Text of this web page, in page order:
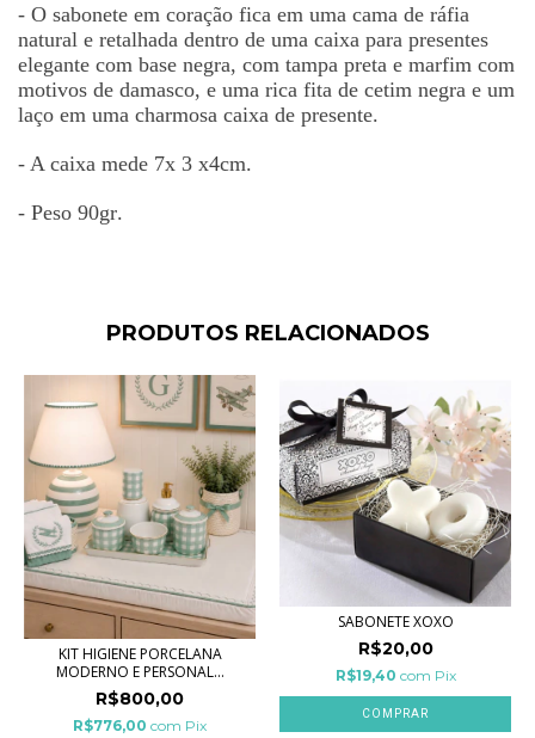
- O sabonete em coração fica em uma cama de ráfia
natural e retalhada dentro de uma caixa para presentes
elegante com base negra, com tampa preta e marfim com
motivos de damasco, e uma rica fita de cetim negra e um
laço em uma charmosa caixa de presente.
- A caixa mede 7x 3 x4cm.
- Peso 90gr.
PRODUTOS RELACIONADOS
KIT HIGIENE PORCELANA
MODERNO E PERSONAL...
R$800,00
R$776,00 com Pix
SABONETE XOXO
R$20,00
R$19,40 com Pix